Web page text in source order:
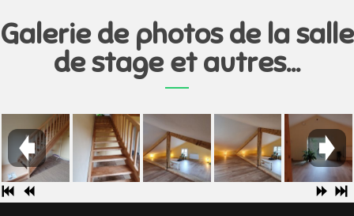
Galerie de photos de la salle
de stage et autres...